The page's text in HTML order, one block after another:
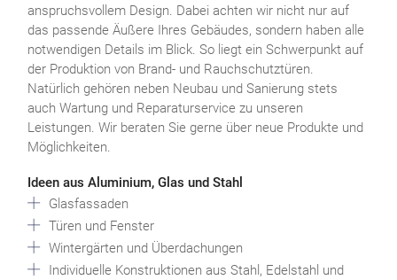
anspruchsvollem Design. Dabei achten wir nicht nur auf
das passende Äußere Ihres Gebäudes, sondern haben alle
notwendigen Details im Blick. So liegt ein Schwerpunkt auf
der Produktion von Brand- und Rauchschutztüren.
Natürlich gehören neben Neubau und Sanierung stets
auch Wartung und Reparaturservice zu unseren
Leistungen. Wir beraten Sie gerne über neue Produkte und
Möglichkeiten.
Ideen aus Aluminium, Glas und Stahl
Glasfassaden
Türen und Fenster
Wintergärten und Überdachungen
Individuelle Konstruktionen aus Stahl, Edelstahl und